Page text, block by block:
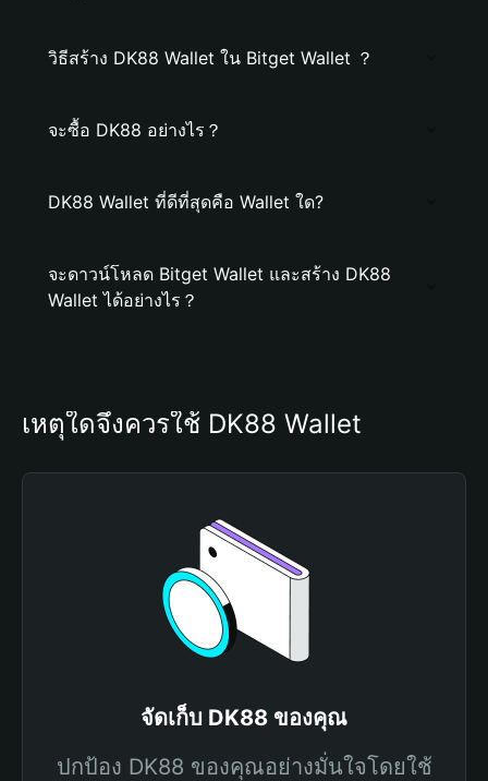
วิธีสร้าง DK88 Wallet ใน Bitget Wallet ？
จะซื้อ DK88 อย่างไร？
DK88 Wallet ที่ดีที่สุดคือ Wallet ใด?
จะดาวน์โหลด Bitget Wallet และสร้าง DK88
Wallet ได้อย่างไร？
เหตุใดจึงควรใช้ DK88 Wallet
จัดเก็บ DK88 ของคุณ
ปกป้อง DK88 ของคุณอย่างมั่นใจโดยใช้